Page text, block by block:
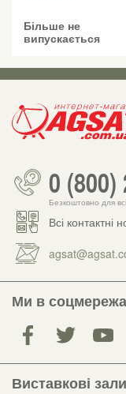
Більше не
випускається
0 (800)
Безкоштовно для
Всі контактні
Ми в
Виставкові зали